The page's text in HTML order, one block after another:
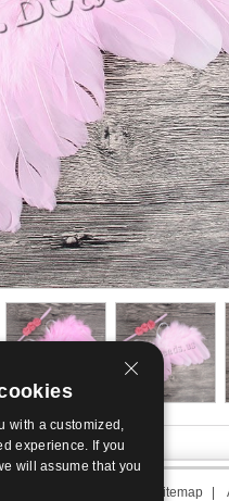
Sitemap
with a customized,
experience. If you
will assume that you